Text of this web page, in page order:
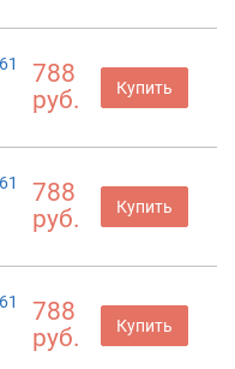
788
руб.
Купить
788
руб.
Купить
788
руб.
Купить